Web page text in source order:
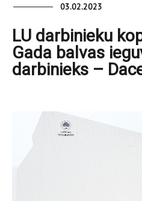
03.02.2023
LU darbinieku
Gada balvas
darbinieks –